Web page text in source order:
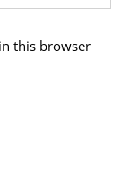
this browser